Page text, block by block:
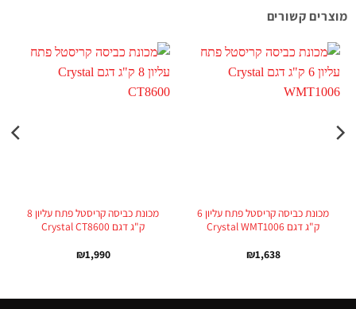
מוצרים קשורים
מכונת כביסה קריסטל פתח עליון 6
ק"ג דגם Crystal WMT1006
₪1,638
מכונת כביסה קריסטל פתח עליון 8
ק"ג דגם Crystal CT8600
₪1,990